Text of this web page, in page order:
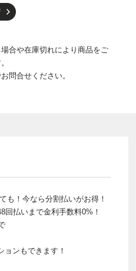
合や在庫切れにより商品をご
問合せください。
も！今なら分割払いがお得！
回払いまで金利手数料0%！
ョンもできます！